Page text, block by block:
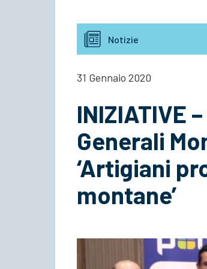
Notizie
31 Gennaio 2020
INIZIATIVE
Generali
‘Artigiani
montane’